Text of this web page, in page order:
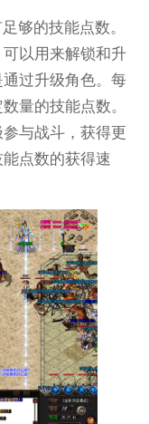
够的技能点数。
以用来解锁和升
过升级角色。每
量的技能点数。
与战斗，获得更
点数的获得速